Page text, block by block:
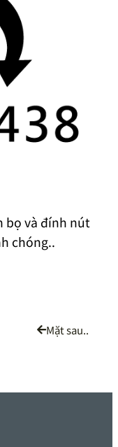
bọ và đính nút
chóng..
Mặt sau..